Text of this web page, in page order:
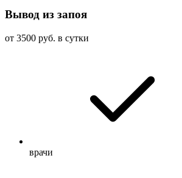
Вывод из запоя
от 3500 руб. в сутки
врачи